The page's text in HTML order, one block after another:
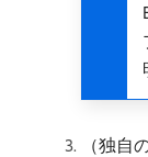
（独自